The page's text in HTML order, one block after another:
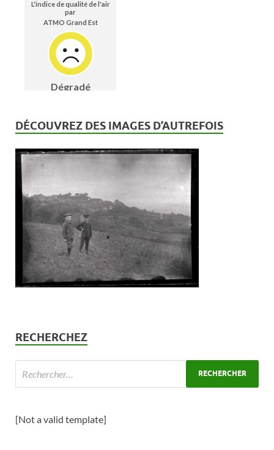
DÉCOUVREZ DES IMAGES D’AUTREFOIS
RECHERCHEZ
[Not a valid template]